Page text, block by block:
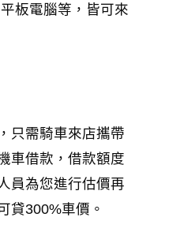
板電腦等，皆可來
只需騎車來店攜帶
車借款，借款額度
員為您進行估價再
貸300%車價。